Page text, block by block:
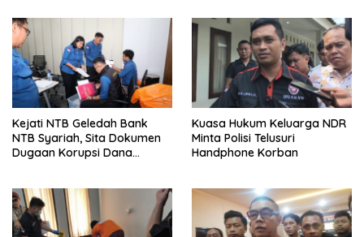
Kejati NTB Geledah Bank
NTB Syariah, Sita Dokumen
Dugaan Korupsi Dana
Kuasa Hukum Keluarga NDR
Minta Polisi Telusuri
Handphone Korban